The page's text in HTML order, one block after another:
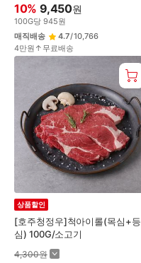
10% 9,450원
100G당 945원
매직배송
4.7/10,766
4만원↑무료배송
[호주청정우]척아이롤(목심+등
심) 100G/소고기
상품할인
4,300원